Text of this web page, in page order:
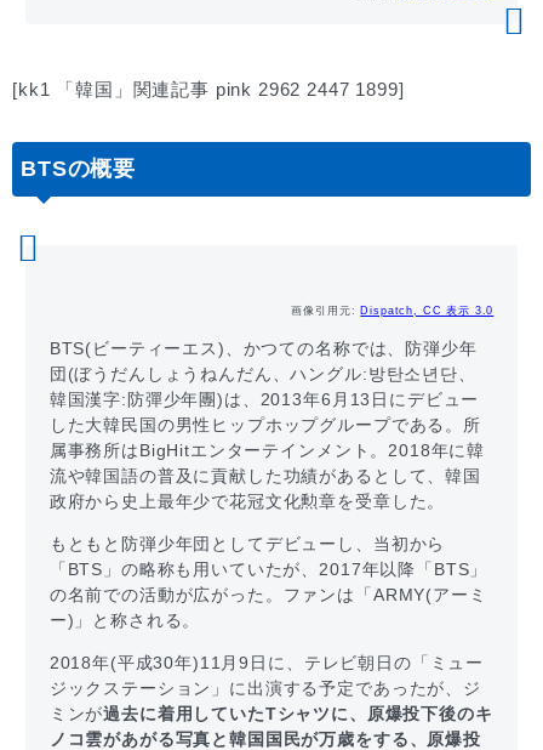
[kk1 「韓国」関連記事 pink 2962 2447 1899]
BTSの概要
画像引用元: Dispatch, CC 表示 3.0
BTS(ビーティーエス)、かつての名称では、防弾少年
団(ぼうだんしょうねんだん、ハングル:방탄소년단、
韓国漢字:防彈少年團)は、2013年6月13日にデビュー
した大韓民国の男性ヒップホップグループである。所
属事務所はBigHitエンターテインメント。2018年に韓
流や韓国語の普及に貢献した功績があるとして、韓国
政府から史上最年少で花冠文化勲章を受章した。
もともと防弾少年団としてデビューし、当初から
「BTS」の略称も用いていたが、2017年以降「BTS」
の名前での活動が広がった。ファンは「ARMY(アーミ
ー)」と称される。
2018年(平成30年)11月9日に、テレビ朝日の「ミュー
ジックステーション」に出演する予定であったが、ジ
ミンが過去に着用していたTシャツに、原爆投下後のキ
ノコ雲があがる写真と韓国国民が万歳をする、原爆投